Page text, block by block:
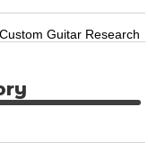
Guitar Research